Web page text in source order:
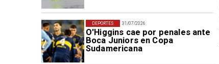
31/07/2026
O'Higgins cae por penales ante
Boca Juniors en Copa
Sudamericana
DEPORTES